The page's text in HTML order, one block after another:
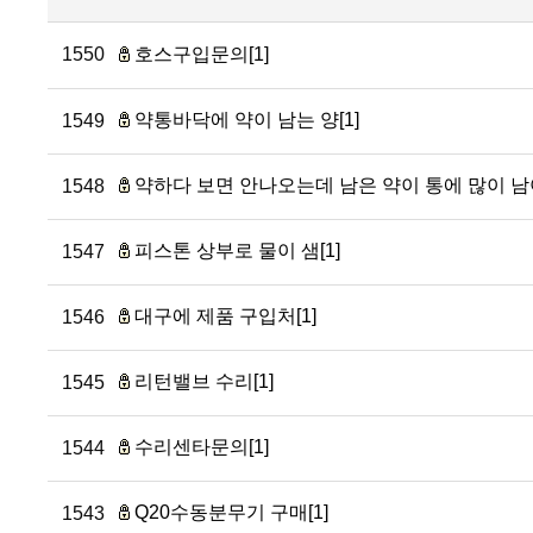
1550 호스구입문의[1]
1549 약통바닥에 약이 남는 양[1]
1548 약하다 보면 안나오는데 남은 약이 통에 많이
1547 피스톤 상부로 물이 샘[1]
1546 대구에 제품 구입처[1]
1545 리턴밸브 수리[1]
1544 수리센타문의[1]
1543 Q20수동분무기 구매[1]